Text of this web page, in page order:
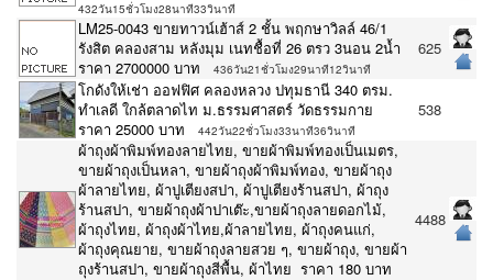
432วัน15ชั่วโมง28นาที33วินาที
LM25-0043 ขายทาวน์เฮ้าส์ 2 ชั้น พฤกษาวิลล์ 46/1
รังสิต คลองสาม หลังมุม เนทชื้อที่ 26 ตรว 3นอน 2น้ำ
ราคา 2700000 บาท
436วัน21ชั่วโมง29นาที12วินาที
625
โกดังให้เช่า ออฟฟิศ คลองหลวง ปทุมธานี 340 ตรม.
ทำเลดี ใกล้ตลาดไท ม.ธรรมศาสตร์ วัดธรรมกาย
ราคา 25000 บาท
442วัน22ชั่วโมง33นาที36วินาที
538
ผ้าถุงผ้าพิมพ์ทองลายไทย, ขายผ้าพิมพ์ทองเป็นเมตร,
ขายผ้าถุงเป็นหลา, ขายผ้าถุงผ้าพิมพ์ทอง, ขายผ้าถุง
ผ้าลายไทย, ผ้าปูเตียงสปา, ผ้าปูเตียงร้านสปา, ผ้าถุง
ร้านสปา, ขายผ้าถุงผ้าปาเต๊ะ,ขายผ้าถุงลายดอกไม้,
ผ้าถุงไทย, ผ้าถุงผ้าไทย,ผ้าลายไทย, ผ้าถุงคนแก่,
ผ้าถุงคุณยาย, ขายผ้าถุงลายสวย ๆ, ขายผ้าถุง, ขายผ้า
ถุงร้านสปา, ขายผ้าถุงสีพื้น, ผ้าไทย ราคา 180 บาท
4488